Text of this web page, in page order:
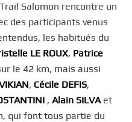
Salomon rencontre un
des participants venus
les habitués du
LE ROUX, Patrice
le 42 km, mais aussi
, Cécile DEFIS,
,Alain SILVAet
qui font tous partie du